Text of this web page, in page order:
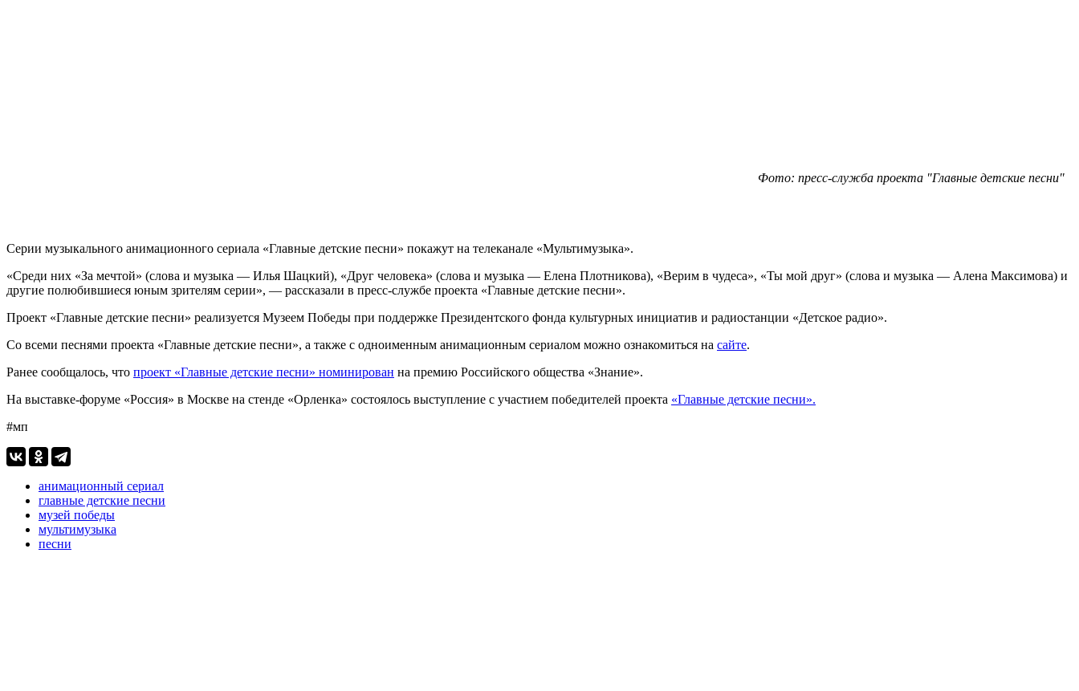
Фото: пресс-служба проекта "Главные детские песни"
Серии музыкального анимационного сериала «Главные детские песни» покажут на телеканале «Мультимузыка».
«Среди них «За мечтой» (слова и музыка — Илья Шацкий), «Друг человека» (слова и музыка — Елена Плотникова), «Верим в чудеса», «Ты мой друг» (слова и музыка — Алена Максимова) и
другие полюбившиеся юным зрителям серии», — рассказали в пресс-службе проекта «Главные детские песни».
Проект «Главные детские песни» реализуется Музеем Победы при поддержке Президентского фонда культурных инициатив и радиостанции «Детское радио».
Со всеми песнями проекта «Главные детские песни», а также с одноименным анимационным сериалом можно ознакомиться на сайте.
Ранее сообщалось, что проект «Главные детские песни» номинирован на премию Российского общества «Знание».
На выставке-форуме «Россия» в Москве на стенде «Орленка» состоялось выступление с участием победителей проекта «Главные детские песни».
#мп
анимационный сериал
главные детские песни
музей победы
мультимузыка
песни